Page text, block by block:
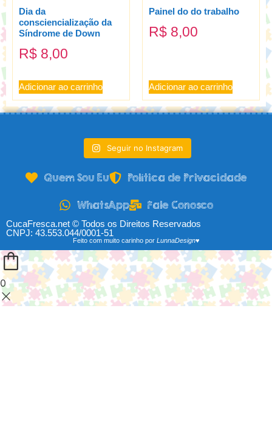
Dia da
consciencialização da
Síndrome de Down
R$ 8,00
Adicionar ao carrinho
Painel do do trabalho
R$ 8,00
Adicionar ao carrinho
Seguir no Instagram
Quem Sou Eu Política de Privacidade
WhatsApp Fale Conosco
CucaFresca.net © Todos os Direitos Reservados
CNPJ: 43.553.044/0001-51
Feito com muito carinho por LunnaDesign♥
0